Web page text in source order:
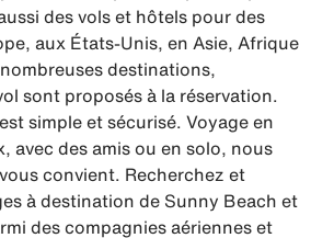
des vols et hôtels pour des
aux États-Unis, en Asie, Afrique
destinations,
sont proposés à la réservation.
simple et sécurisé. Voyage en
avec des amis ou en solo, nous
convient. Recherchez et
à destination de Sunny Beach et
des compagnies aériennes et